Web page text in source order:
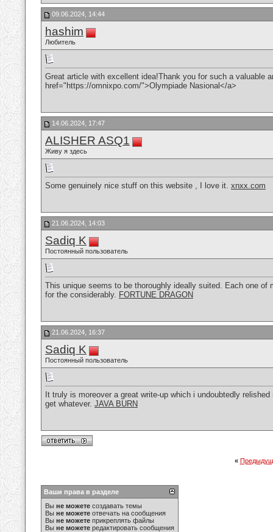
09.06.2024, 14:44
hashim
Любитель
Great article with excellent idea!Thank you for such a valuable
href="https://omnixpo.com/">Olympiade Nasional</a>
14.06.2024, 17:47
ALISHER ASQ1
Живу я здесь
Some genuinely nice stuff on this website , I love it. xnxx.com
21.06.2024, 14:03
Sadiq K
Постоянный пользователь
This unique seems to be thoroughly ideally suited. Each one of
for the considerably. FORTUNE DRAGON
21.06.2024, 16:37
Sadiq K
Постоянный пользователь
It truly is moreover a great write-up which i undoubtedly
get whatever. JAVA BURN
«
Ваши права в разделе
Вы не можете создавать темы
Вы не можете отвечать на сообщения
Вы не можете прикреплять файлы
Вы не можете редактировать сообщения